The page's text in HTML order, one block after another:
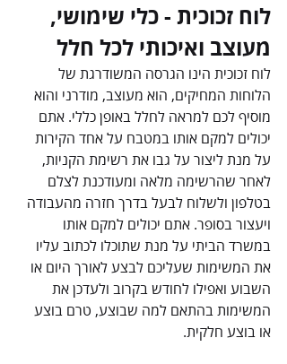
לוח זכוכית - כלי שימושי,
מעוצב ואיכותי לכל חלל
לוח זכוכית הינו הגרסה המשודרגת של
הלוחות המחיקים, הוא מעוצב, מודרני והוא
מוסיף לכם למראה לחלל באופן כללי. אתם
יכולים למקם אותו במטבח על אחד הקירות
על מנת ליצור על גבו את רשימת הקניות,
לאחר שהרשימה מלאה ומעודכנת לצלם
בטלפון ולשלוח לבעל בדרך חזרה מהעבודה
ויעצור בסופר. אתם יכולים למקם אותו
במשרד הביתי על מנת שתוכלו לכתוב עליו
את המשימות שעליכם לבצע לאורך היום או
השבוע ואפילו לחודש בקרוב ולעדכן את
המשימות בהתאם למה שבוצע, טרם בוצע
או בוצע חלקית.